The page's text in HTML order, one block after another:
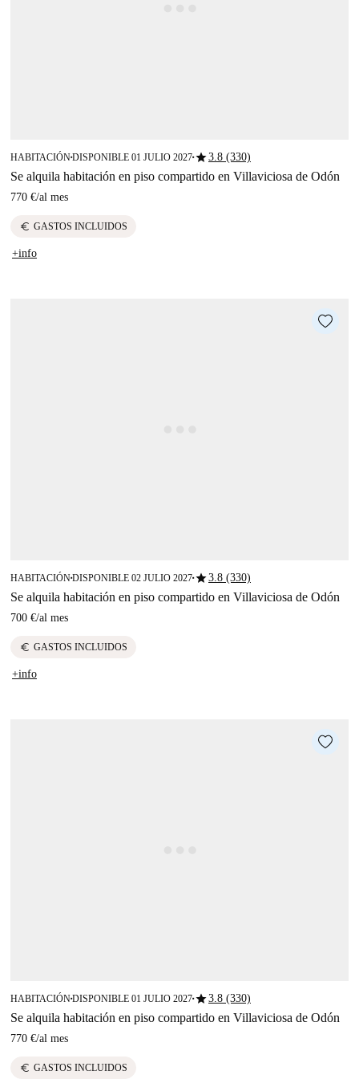
HABITACIÓN■DISPONIBLE 01 JULIO 2027■star3.8 (330)
Se alquila habitación en piso compartido en Villaviciosa de Odón
770 €/al mes
euro GASTOS INCLUIDOS
+info
HABITACIÓN■DISPONIBLE 02 JULIO 2027■star3.8 (330)
Se alquila habitación en piso compartido en Villaviciosa de Odón
700 €/al mes
euro GASTOS INCLUIDOS
+info
HABITACIÓN■DISPONIBLE 01 JULIO 2027■star3.8 (330)
Se alquila habitación en piso compartido en Villaviciosa de Odón
770 €/al mes
euro GASTOS INCLUIDOS